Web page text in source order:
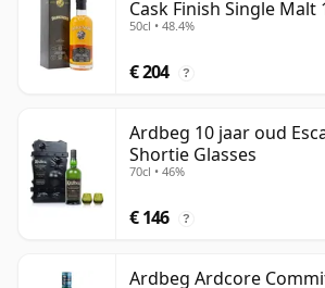
Cask Finish Single Malt
50cl • 48.4%
€ 204 ?
Ardbeg 10 jaar oud
Shortie Glasses
70cl • 46%
€ 146 ?
Ardbeg Ardcore